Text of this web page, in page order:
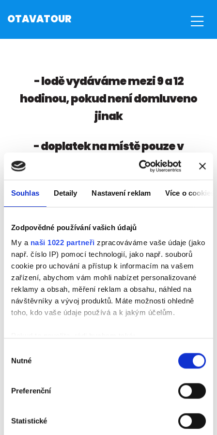
Souhlas Detaily Nastavení reklam Více o cookies
Zodpovědné používání vašich údajů
My a naši 1022 partneři zpracováváme vaše údaje (jako
např. číslo IP) pomocí technologií, jako např. souborů
cookie pro uchování a přístup k informacím na vašem
zařízení, abychom vám mohli nabízet personalizované
reklamy a obsah, měření reklam a obsahu, náhled na
návštěvníky a vývoj produktů. Máte možnosti ohledně
toho, kdo vaše údaje používá a k jakým účelům.
poloze, které mohou být přesné na několik metrů
skenování pro konkrétní charakteristiky (otisk prstu)
Zjistěte více o tom, jak zpracováváme vaše osobní
Svůj souhlas můžete kdykoliv změnit nebo odvolat v
souhlasu
Nutné
Preferenční
Statistické
OTAVATOUR
- lodě vydáváme mezi 9 a 12
hodinou, pokud není domluveno
jinak
- doplatek na místě pouze v
- před vstupem do kanceláře
žádáme kapitána plavby, aby
věděl přesný počet lodí a vybavení
- změny vybavení: pádla, vesty,
barely lze upravovat i v den
výjezdu, změny v plavidlech nám
hlaste neprodleně, mailem
- stav vody a podmínky pro splutí
- při rezervaci je místo cíle pouze
nám do 11 hodin voláte a upřesníte